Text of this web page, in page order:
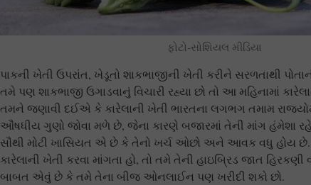
ફોટો-સોશિયલ મીડિયા
પાકની ખેતી ઉપરાંત, ખેડૂતો શાકભાજીની ખેતી કરીને સરળતાથી
તમે પણ શાકભાજી ઉગાડવાનું વિચારી રહ્યા છો તો આ મહિનામાં
તમને જણાવી દઈએ કે કારેલાની ખેતી ભારતના લગભગ તમામ
ઔષધીય ગુણો જોવા મળે છે, જેના કારણે બજારમાં તેની માંગ હંમેશા રહે
સૌથી મોટી ખાસિયત એ છે કે તેનો ખર્ચ ઓછો અને આવક વધુ હોય છે.
કારેલાની ખેતી કરવા માંગતા હો, તો તમે તેની હાઇબ્રિડ જાત હિરકણી
બાબત એવું છે કે તમે તેના બીજ ઓનલાઈન પણ ખરીદી શકો છો.